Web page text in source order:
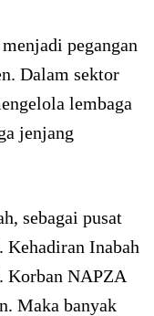
pegangan
Dalam sektor
lembaga
jenjang
sebagai pusat
Kehadiran Inabah
Korban NAPZA
Maka banyak